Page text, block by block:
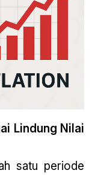
Lindung Nilai
satu periode